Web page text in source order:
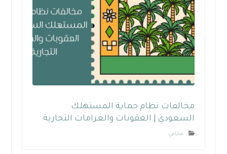
مخالفات نظام حماية المستهلك
السعودي | العقوبات والغرامات التجارية
محامي